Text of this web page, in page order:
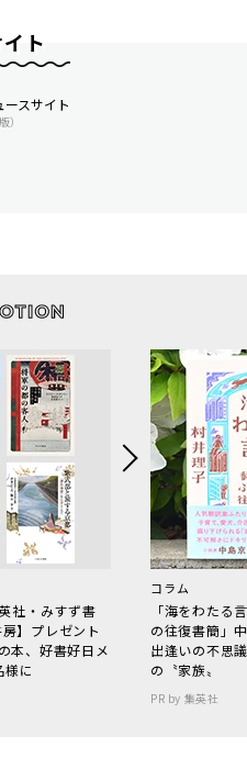
ト
スサイト
）
社・みすず書
】プレゼント
本、好書好日メ
様に
コラム
「海をわた
の往復書簡」
出逢いの不思
の〝家族〟
PR by 集英社